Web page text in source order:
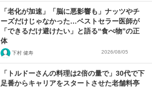
「老化が加速」「脳に悪影響も」ナッツやチ
ーズだけじゃなかった…ベストセラー医師が
「できるだけ避けたい」と語る“食べ物”の正
体
下村 健寿 2026/08/05
「トルドーさんの料理は2倍の量で」30代で下
足番からキャリアをスタートさせた老舗料亭